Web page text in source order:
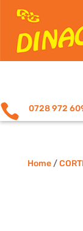
 0728 972
Home/